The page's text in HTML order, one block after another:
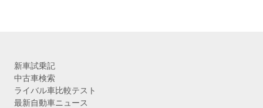
新車試乗記
中古車検索
ライバル車比較テスト
最新自動車ニュース